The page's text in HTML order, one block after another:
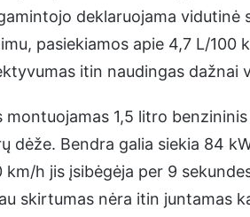
deklaruojama vidutinė
pasiekiamos apie 4,7 L/100
itin naudingas dažnai
montuojamas 1,5 litro
dėže. Bendra galia siekia 84
km/h jis įsibėgėja per 9
skirtumas nėra itin juntamas